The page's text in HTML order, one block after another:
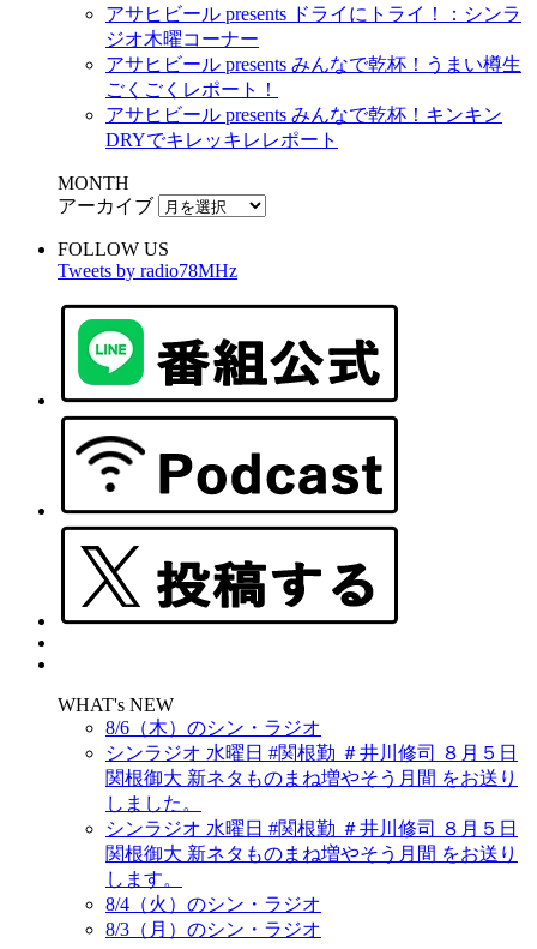
アサヒビール presents ドライにトライ！：シンラ
ジオ木曜コーナー
アサヒビール presents みんなで乾杯！うまい樽生
ごくごくレポート！
アサヒビール presents みんなで乾杯！キンキン
DRYでキレッキレレポート
MONTH
アーカイブ
FOLLOW US
Tweets by radio78MHz
WHAT's NEW
8/6（木）のシン・ラジオ
シンラジオ 水曜日 #関根勤 ＃井川修司 ８月５日
関根御大 新ネタものまね増やそう月間 をお送り
しました。
シンラジオ 水曜日 #関根勤 ＃井川修司 ８月５日
関根御大 新ネタものまね増やそう月間 をお送り
します。
8/4（火）のシン・ラジオ
8/3（月）のシン・ラジオ